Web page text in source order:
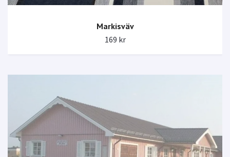
Markisväv
169 kr